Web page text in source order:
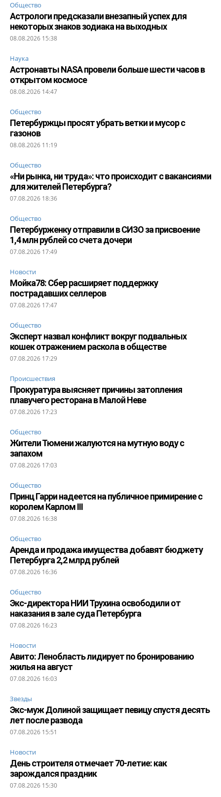
Общество
Астрологи предсказали внезапный успех для
некоторых знаков зодиака на выходных
08.08.2026 15:38
Наука
Астронавты NASA провели больше шести часов в
открытом космосе
08.08.2026 14:47
Общество
Петербуржцы просят убрать ветки и мусор с
газонов
08.08.2026 11:19
Общество
«Ни рынка, ни труда»: что происходит с вакансиями
для жителей Петербурга?
07.08.2026 18:36
Общество
Петербурженку отправили в СИЗО за присвоение
1,4 млн рублей со счета дочери
07.08.2026 17:49
Новости
Мойка78: Сбер расширяет поддержку
пострадавших селлеров
07.08.2026 17:47
Общество
Эксперт назвал конфликт вокруг подвальных
кошек отражением раскола в обществе
07.08.2026 17:29
Происшествия
Прокуратура выясняет причины затопления
плавучего ресторана в Малой Неве
07.08.2026 17:23
Общество
Жители Тюмени жалуются на мутную воду с
запахом
07.08.2026 17:03
Общество
Принц Гарри надеется на публичное примирение с
королем Карлом III
07.08.2026 16:38
Общество
Аренда и продажа имущества добавят бюджету
Петербурга 2,2 млрд рублей
07.08.2026 16:36
Общество
Экс-директора НИИ Трухина освободили от
наказания в зале суда Петербурга
07.08.2026 16:23
Новости
Авито: Ленобласть лидирует по бронированию
жилья на август
07.08.2026 16:03
Звезды
Экс-муж Долиной защищает певицу спустя десять
лет после развода
07.08.2026 15:51
Новости
День строителя отмечает 70-летие: как
зарождался праздник
07.08.2026 15:30